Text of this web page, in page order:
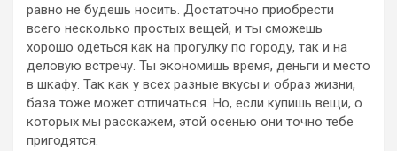
равно не будешь носить. Достаточно приобрести
всего несколько простых вещей, и ты сможешь
хорошо одеться как на прогулку по городу, так и на
деловую встречу. Ты экономишь время, деньги и место
в шкафу. Так как у всех разные вкусы и образ жизни,
база тоже может отличаться. Но, если купишь вещи, о
которых мы расскажем, этой осенью они точно тебе
пригодятся.